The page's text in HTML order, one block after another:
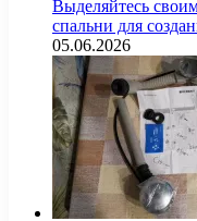
Выделяйтесь
спальни для
05.06.2026